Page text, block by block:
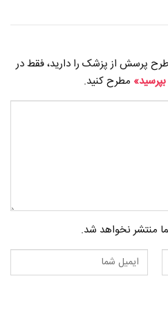
طرح پرسش از پزشک را دارید، فقط در
مطرح کنید.
منتشر نخواهد شد.